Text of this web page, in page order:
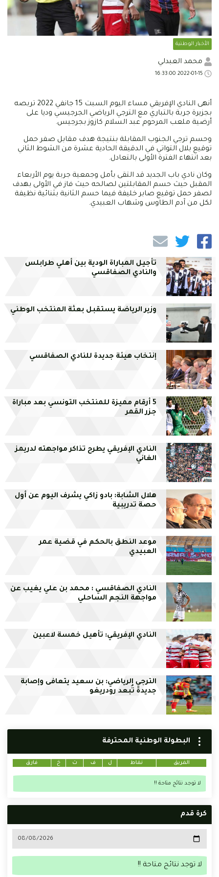
الأخبار الوطنية
محمد العبدلي
أنهى النادي الإفريقي مساء اليوم السبت 15 جانفي 2022 تربصه
بجزيرة جربة بالتباري مع الترجي الرياضي الجرجيسي وديا على
أرضية ملعب المرحوم عبد السلام كازوز بجرجيس.
وحسم ترجي الجنوب المقابلة بنتيجة هدف مقابل صفر حمل
توقيع بلال التواتي في الدقيقة الحادية عشرة من الشوط الثاني
بعد انتهاء الفترة الأولى بالتعادل.
وكان نادي باب الجديد قد التقى بأمل وجمعية جربة يوم الأربعاء
المقبل حيث حسم المقابلتين لصالحه حيث فاز في الأولى بهدف
لصفر حمل توقيع صابر خليفة فيما حسم الثانية بثنائية نظيفة
لكل من آدم الطاوس وشهاب العبيدي.
تأجيل المباراة الودية بين أهلي طرابلس
والنادي الصفاقسي
وزير الرياضة يستقبل بعثة المنتخب الوطني
إنتخاب هيئة جديدة للنادي الصفاقسي
5 أرقام مميزة للمنتخب التونسي بعد مباراة
جزر القمر
النادي الإفريقي يطرح تذاكر مواجهته لدريمز
الغاني
هلال الشابة: بادو زاكي يشرف اليوم عن أول
حصة تدريبية
موعد النطق بالحكم في قضية عمر
العبيدي
النادي الصفاقسي : محمد بن علي يغيب عن
مواجهة النجم الساحلي
النادي الإفريقي: تأهيل خمسة لاعبين
الترجي الرياضي: بن سعيد يتعافى وإصابة
جديدة تُبعد رودريغو
البطولة الوطنية المحترفة
الفريق نقاط ل ف ت خ فارق
لا توجد نتائج متاحة !!
كرة قدم
لا توجد نتائج متاحة !!